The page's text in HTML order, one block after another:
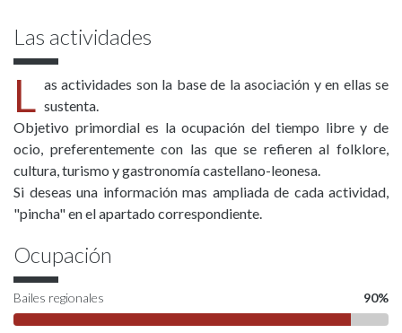
Las actividades
L as actividades son la base de la asociación y en ellas se
sustenta.
Objetivo primordial es la ocupación del tiempo libre y de
ocio, preferentemente con las que se refieren al folklore,
cultura, turismo y gastronomía castellano-leonesa.
Si deseas una información mas ampliada de cada actividad,
"pincha" en el apartado correspondiente.
Ocupación
Bailes regionales 90%